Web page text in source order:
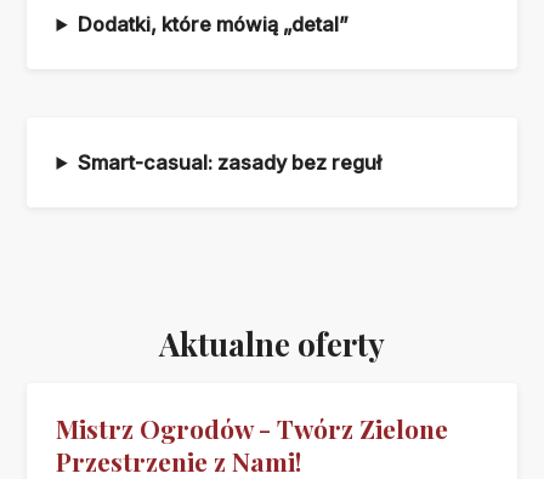
Dodatki, które mówią „detal”
Smart-casual: zasady bez reguł
Aktualne oferty
Mistrz Ogrodów - Twórz Zielone
Przestrzenie z Nami!